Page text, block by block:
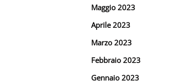
Maggio 2023
Aprile 2023
Marzo 2023
Febbraio 2023
Gennaio 2023